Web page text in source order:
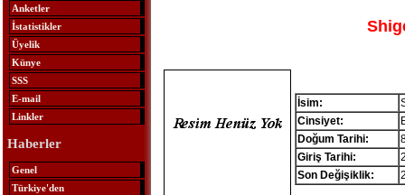
Anketler
İstatistikler
Üyelik
Künye
SSS
E-mail
Linkler
Haberler
Genel
Türkiye'den
İsim:
Cinsiyet:
Doğum Tarihi:
Giriş Tarihi:
Son Değişiklik: